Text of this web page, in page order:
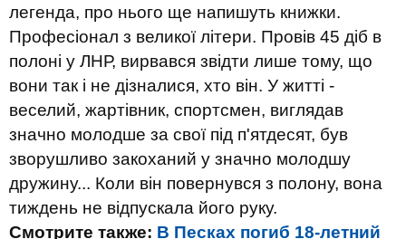
легенда, про нього ще напишуть книжки.
Професіонал з великої літери. Провів 45 діб в
полоні у ЛНР, вирвався звідти лише тому, що
вони так і не дізналися, хто він. У житті -
веселий, жартівник, спортсмен, виглядав
значно молодше за свої під п'ятдесят, був
зворушливо закоханий у значно молодшу
дружину... Коли він повернувся з полону, вона
тиждень не відпускала його руку.
Смотрите также: В Песках погиб 18-летний